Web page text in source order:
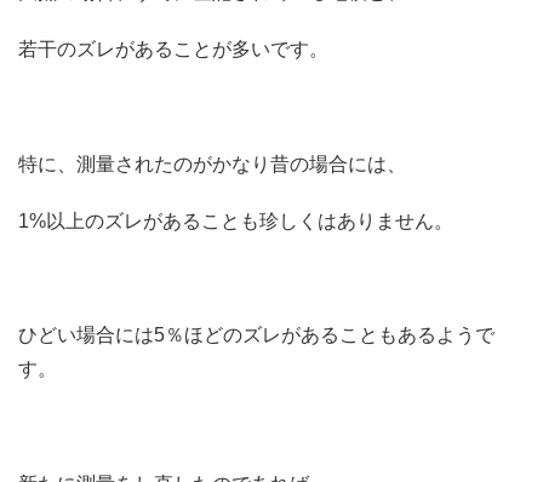
若干のズレがあることが多いです。
特に、測量されたのがかなり昔の場合には、
1%以上のズレがあることも珍しくはありません。
ひどい場合には5％ほどのズレがあることもあるようで
す。